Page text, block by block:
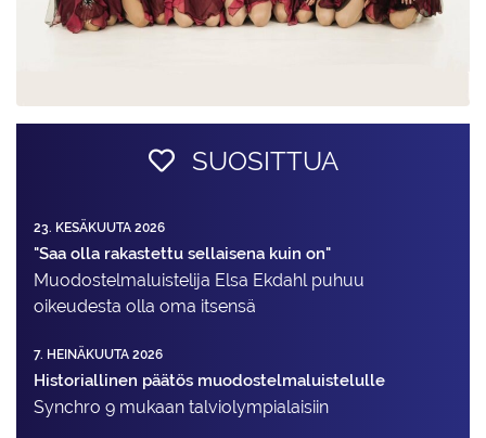
SUOSITTUA
23. KESÄKUUTA 2026
"Saa olla rakastettu sellaisena kuin on"
Muodostelma­luistelija Elsa Ekdahl puhuu
oikeudesta olla oma itsensä
7. HEINÄKUUTA 2026
Historiallinen päätös muodostelmaluistelulle
Synchro 9 mukaan talviolympialaisiin